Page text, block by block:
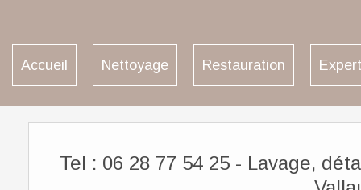
Accueil Nettoyage Restauration
Tel : 06 28 77 54 25 - Lavage,